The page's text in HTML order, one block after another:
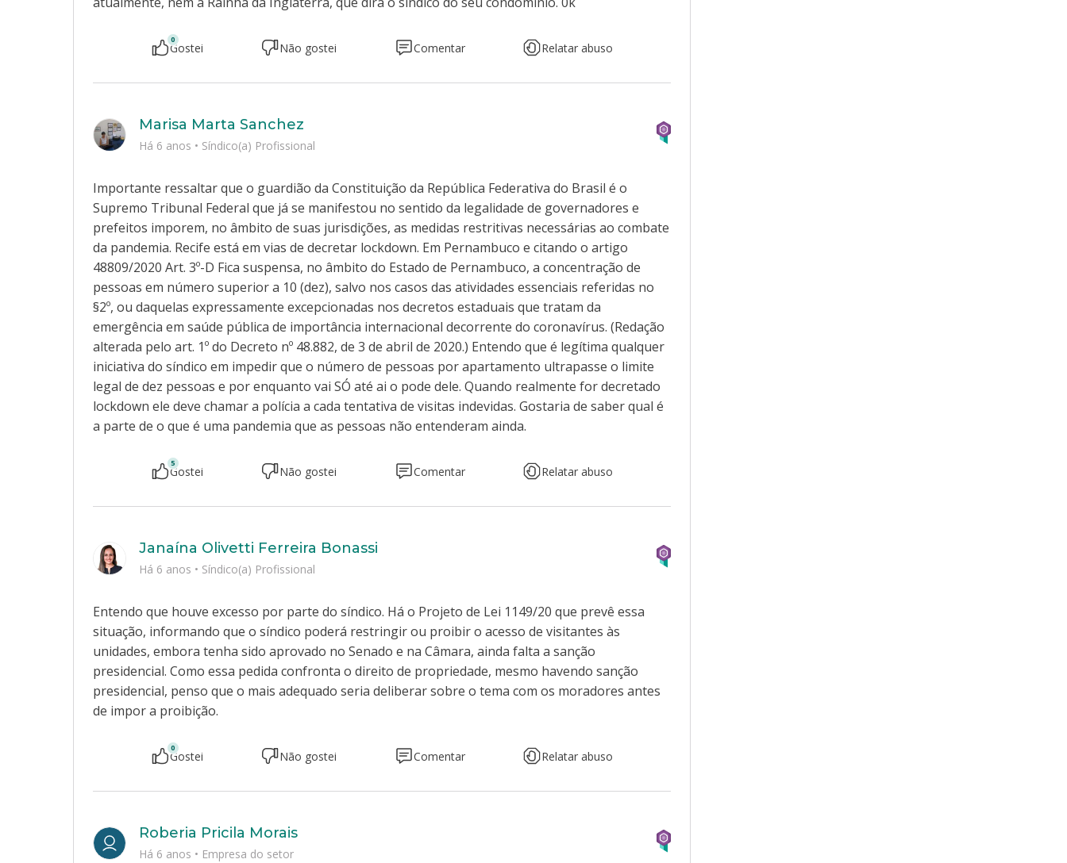
0
Gostei Não gostei Comentar Relatar abuso
Importante ressaltar que o guardião da Constituição da República Federativa do Brasil é o
Supremo Tribunal Federal que já se manifestou no sentido da legalidade de governadores e
prefeitos imporem, no âmbito de suas jurisdições, as medidas restritivas necessárias ao combate
da pandemia. Recife está em vias de decretar lockdown. Em Pernambuco e citando o artigo
48809/2020 Art. 3º-D Fica suspensa, no âmbito do Estado de Pernambuco, a concentração de
pessoas em número superior a 10 (dez), salvo nos casos das atividades essenciais referidas no
§2º, ou daquelas expressamente excepcionadas nos decretos estaduais que tratam da
emergência em saúde pública de importância internacional decorrente do coronavírus. (Redação
alterada pelo art. 1º do Decreto nº 48.882, de 3 de abril de 2020.) Entendo que é legítima qualquer
iniciativa do síndico em impedir que o número de pessoas por apartamento ultrapasse o limite
legal de dez pessoas e por enquanto vai SÓ até ai o pode dele. Quando realmente for decretado
lockdown ele deve chamar a polícia a cada tentativa de visitas indevidas. Gostaria de saber qual é
a parte de o que é uma pandemia que as pessoas não entenderam ainda.
Marisa Marta Sanchez
Há 6 anos • Síndico(a) Profissional
5
Gostei Não gostei Comentar Relatar abuso
Entendo que houve excesso por parte do síndico. Há o Projeto de Lei 1149/20 que prevê essa
situação, informando que o síndico poderá restringir ou proibir o acesso de visitantes às
unidades, embora tenha sido aprovado no Senado e na Câmara, ainda falta a sanção
presidencial. Como essa pedida confronta o direito de propriedade, mesmo havendo sanção
presidencial, penso que o mais adequado seria deliberar sobre o tema com os moradores antes
de impor a proibição.
Janaína Olivetti Ferreira Bonassi
Há 6 anos • Síndico(a) Profissional
0
Gostei Não gostei Comentar Relatar abuso
Roberia Pricila Morais
Há 6 anos • Empresa do setor